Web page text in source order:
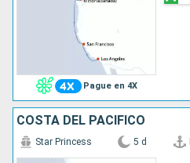
Pague en 4X
COSTA DEL PACÍFICO
Star Princess 5 d